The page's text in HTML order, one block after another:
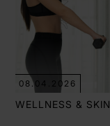
08.04.2026
WELLNESS & SKIN